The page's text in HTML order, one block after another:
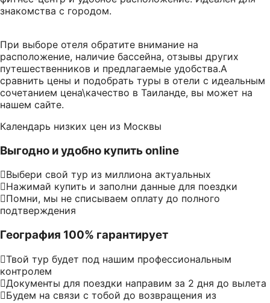
знакомства с городом.
При выборе отеля обратите внимание на
расположение, наличие бассейна, отзывы других
путешественников и предлагаемые удобства.А
сравнить цены и подобрать туры в отели с идеальным
сочетанием цена\качество в Таиланде, вы может на
нашем сайте.
Календарь низких цен из Москвы
Выгодно и удобно купить online
Выбери свой тур из миллиона актуальных
Нажимай купить и заполни данные для поездки
Помни, мы не списываем оплату до полного
подтверждения
География 100% гарантирует
Твой тур будет под нашим профессиональным
контролем
Документы для поездки направим за 2 дня до вылета
Будем на связи с тобой до возвращения из